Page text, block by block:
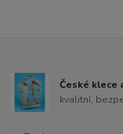
České klece
kvalitní,